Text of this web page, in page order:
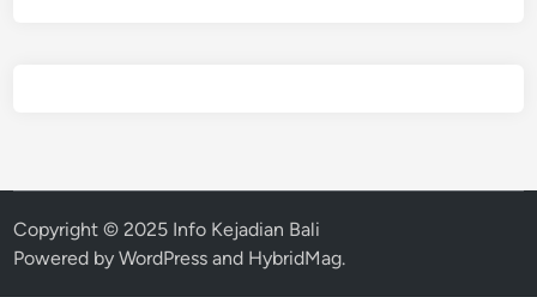
Copyright © 2025 Info Kejadian Bali
Powered byWordPress and HybridMag.